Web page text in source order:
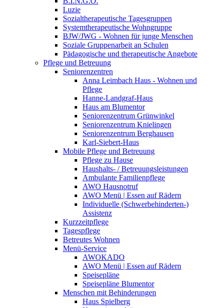
Luzie
Sozialtherapeutische Tagesgruppen
Systemtherapeutische Wohngruppe
BJW/JWG - Wohnen für junge Menschen
Soziale Gruppenarbeit an Schulen
Pädagogische und therapeutische Angebote
Pflege und Betreuung
Seniorenzentren
Anna Leimbach Haus - Wohnen und
Pflege
Hanne-Landgraf-Haus
Haus am Blumentor
Seniorenzentrum Grünwinkel
Seniorenzentrum Knielingen
Seniorenzentrum Berghausen
Karl-Siebert-Haus
Mobile Pflege und Betreuung
Pflege zu Hause
Haushalts- / Betreuungsleistungen
Ambulante Familienpflege
AWO Hausnotruf
AWO Menü | Essen auf Rädern
Individuelle (Schwerbehinderten-)
Assistenz
Kurzzeitpflege
Tagespflege
Betreutes Wohnen
Menü-Service
AWOKADO
AWO Menü | Essen auf Rädern
Speisepläne
Speisepläne Blumentor
Menschen mit Behinderungen
Haus Spielberg